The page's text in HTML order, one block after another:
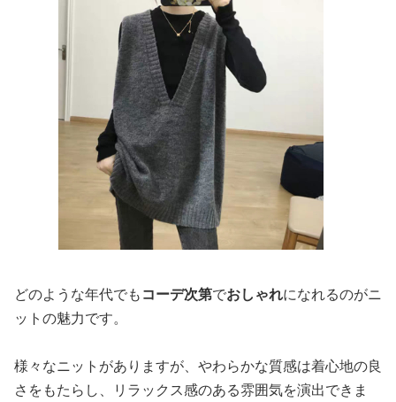
どのような年代でもコーデ次第でおしゃれになれるのがニ
ットの魅力です。
様々なニットがありますが、やわらかな質感は着心地の良
さをもたらし、リラックス感のある雰囲気を演出できま